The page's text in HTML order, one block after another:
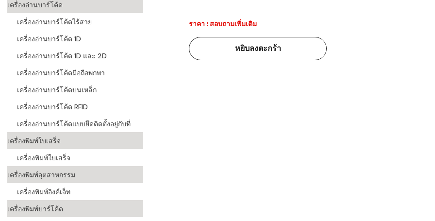
แพทย์
ระบบบาร์โค้ดในด้านการ
เครื่องอ่านบาร์โค้ด
เครื่องอ่านบาร์โค้ดไร้สาย
เครื่องอ่านบาร์โค้ด 1D
เครื่องอ่านบาร์โค้ด 1D และ 2D
เครื่องอ่านบาร์โค้ดมือถือพกพา
เครื่องอ่านบาร์โค้ดบนเหล็ก
เครื่องอ่านบาร์โค้ด RFID
เครื่องอ่านบาร์โค้ดแบบยึดติดตั้งอยู่กับที่
เครื่องพิมพ์ใบเสร็จ
เครื่องพิมพ์ใบเสร็จ
เครื่องพิมพ์อุตสาหกรรม
เครื่องพิมพ์อิงค์เจ็ท
เครื่องพิมพ์บาร์โค้ด
ราคา : สอบถามเพิ่มเติม
หยิบลงตะกร้า